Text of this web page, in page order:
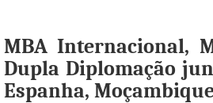
MBA Internacional,
Dupla Diplomação
Espanha,